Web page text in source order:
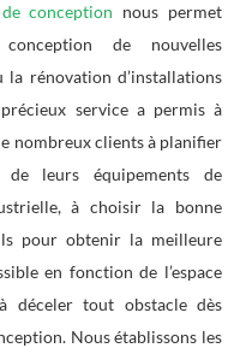
conception nous permet
de nouvelles
la rénovation d’installations
service a permis à
nombreux clients à planifier
de leurs équipements de
à choisir la bonne
pour obtenir la meilleure
en fonction de l’espace
déceler tout obstacle dès
Nous établissons les